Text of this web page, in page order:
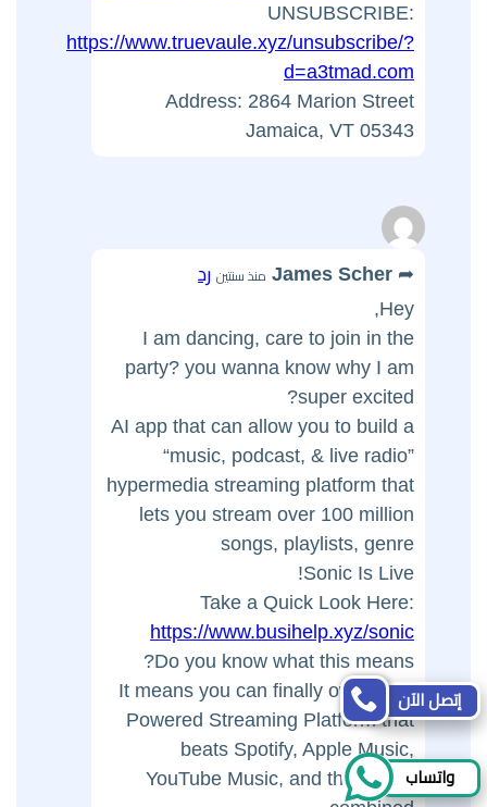
UNSUBSCRIBE:
https://www.truevaule.xyz/unsubscribe/?
d=a3tmad.com
Address: 2864 Marion Street
Jamaica, VT 05343
James Scher منذ سنتين رد
Hey,
I am dancing, care to join in the
party? you wanna know why I am
super excited?
AI app that can allow you to build a
“music, podcast, & live radio”
hypermedia streaming platform that
lets you stream over 100 million
songs, playlists, genre
Sonic Is Live!
Take a Quick Look Here:
https://www.busihelp.xyz/sonic
Do you know what this means?
It means you can finally own an AI
Powered Streaming Platform that
beats Spotify, Apple Music,
YouTube Music, and the others
إتصل الآن
واتساب